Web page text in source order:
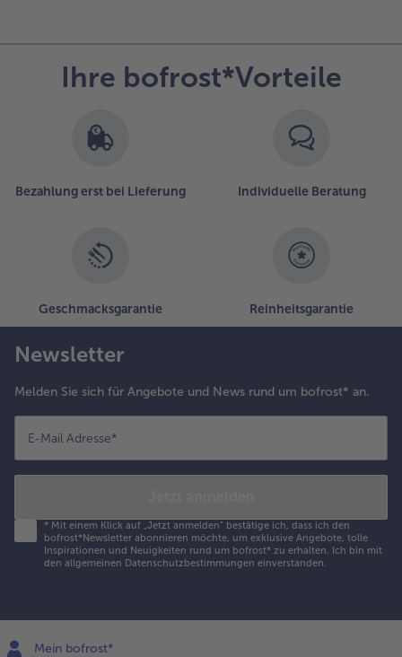
Ihre bofrost*Vorteile
Bezahlung erst bei Lieferung Individuelle Beratung
Geschmacksgarantie Reinheitsgarantie
Newsletter
Melden Sie sich für Angebote und News rund um bofrost* an.
E-Mail Adresse*
* Mit einem Klick auf „Jetzt anmelden" bestätige ich, dass ich den
bofrost*Newsletter abonnieren möchte, um exklusive Angebote, tolle
Inspirationen und Neuigkeiten rund um bofrost* zu erhalten. Ich bin mit
den allgemeinen Datenschutzbestimmungen einverstanden.
Mein bofrost*